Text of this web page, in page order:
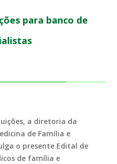
para banco de
a diretoria da
de Família e
o presente Edital de
de família e